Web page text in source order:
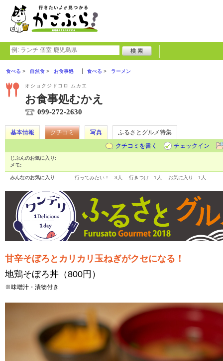
食べる 自然食 お食事処 食べる ラーメン
オショクジドコロ ムカエ
お食事処むかえ
099-272-2630
基本情報 クチコミ 写真
ふるさとグルメ特集
クチコミを書く
チェックイン
じぶんのお気に入り:
メモ:
みんなのお気に入り: 行ってみたい！… 3人 行きつけ… 1人 お気に入り… 1人
甘辛そぼろとカリカリ玉ねぎがクセになる！
地鶏そぼろ丼（800円）
※味噌汁・漬物付き